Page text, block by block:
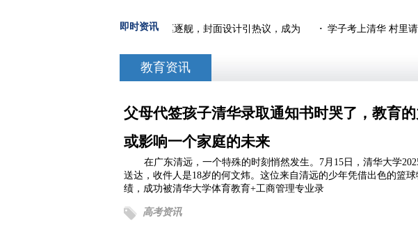
即时资讯
哈工程通知书封面是101驱逐舰，封面设计引热议，成为 学子考上清华 村里
教育资讯
父母代签孩子清华录取通知书时哭了，教育的
或影响一个家庭的未来
在广东清远，一个特殊的时刻悄然发生。7月15日，清华大学
送达，收件人是18岁的何文炜。这位来自清远的少年凭借出色的篮
绩，成功被清华大学体育教育+工商管理专业录
高考资讯